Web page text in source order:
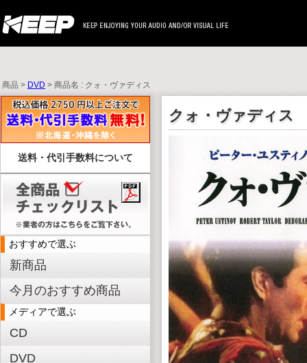
商品 >DVD> 商品名 : クォ・ヴァディス
送料・代引手数料について
おすすめで選ぶ
新商品
今月のおすすめ商品
メディアで選ぶ
CD
DVD
クォ・ヴァディス